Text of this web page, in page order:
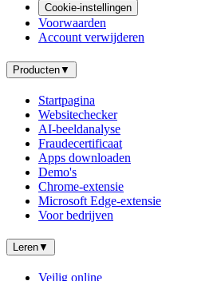
Cookie-instellingen
Voorwaarden
Account verwijderen
Producten▼
Startpagina
Websitechecker
AI-beeldanalyse
Fraudecertificaat
Apps downloaden
Demo's
Chrome-extensie
Microsoft Edge-extensie
Voor bedrijven
Leren▼
Veilig online